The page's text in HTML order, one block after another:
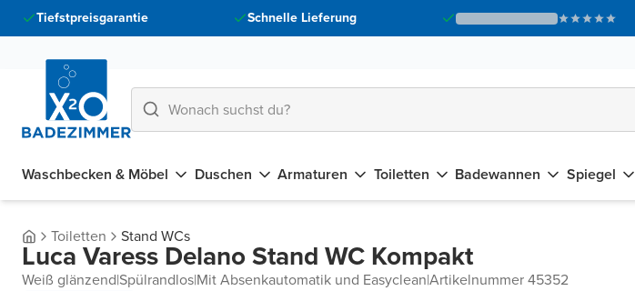
Tiefstpreisgarantie Schnelle Lieferung
Waschbecken & Möbel Duschen Armaturen Toiletten Badewannen Spiegel
Toiletten Stand WCs
Luca Varess Delano Stand WC Kompakt
Weiß glänzend|Spülrandlos|Mit Absenkautomatik und Easyclean|Artikelnummer 45352